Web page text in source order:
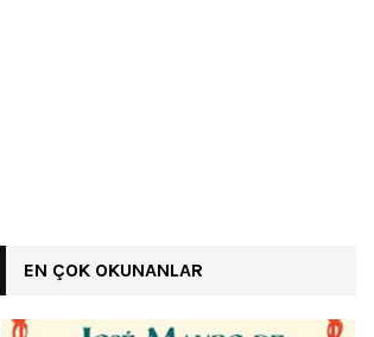
EN ÇOK OKUNANLAR